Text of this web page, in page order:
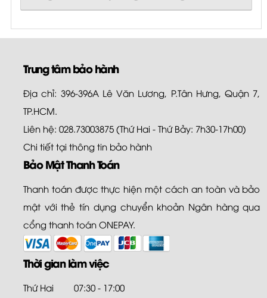
Trung tâm bảo hành
Địa chỉ: 396-396A Lê Văn Lương, P.Tân Hưng, Quận 7,
TP.HCM.
Liên hệ: 028.73003875 (Thứ Hai - Thứ Bảy: 7h30-17h00)
Chi tiết tại thông tin bảo hành
Bảo Mật Thanh Toán
Thanh toán được thực hiện một cách an toàn và bảo
mật với thẻ tín dụng chuyển khoản Ngân hàng qua
cổng thanh toán ONEPAY.
Thời gian làm việc
Thứ Hai
07:30 - 17:00